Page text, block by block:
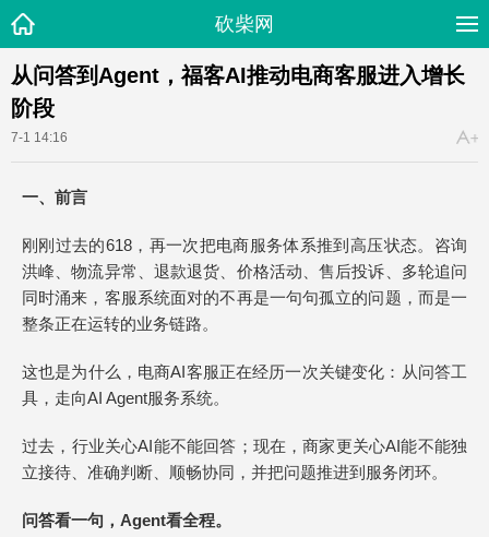
砍柴网
从问答到Agent，福客AI推动电商客服进入增长
阶段
7-1 14:16
一、前言
刚刚过去的618，再一次把电商服务体系推到高压状态。咨询
洪峰、物流异常、退款退货、价格活动、售后投诉、多轮追问
同时涌来，客服系统面对的不再是一句句孤立的问题，而是一
整条正在运转的业务链路。
这也是为什么，电商AI客服正在经历一次关键变化：从问答工
具，走向AI Agent服务系统。
过去，行业关心AI能不能回答；现在，商家更关心AI能不能独
立接待、准确判断、顺畅协同，并把问题推进到服务闭环。
问答看一句，Agent看全程。